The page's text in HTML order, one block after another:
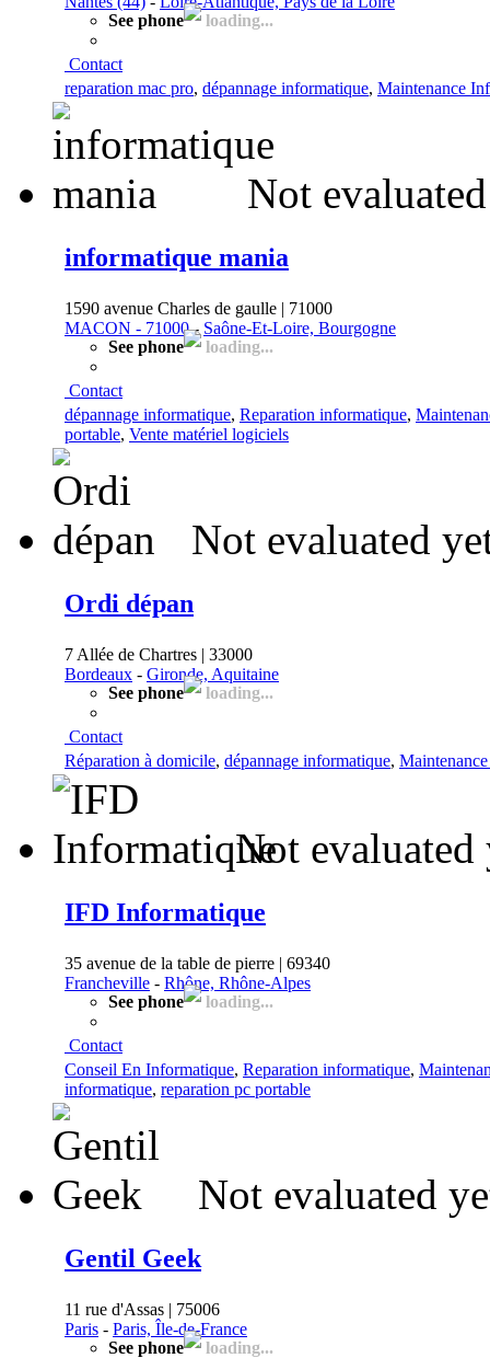
See phone
loading...
Contact
reparation mac pro, dépannage informatique, Maintenance
Not
informatique mania
1590 avenue Charles de gaulle | 71000
MACON - 71000- Saône-Et-Loire, Bourgogne
See phone
loading...
Contact
dépannage informatique, Reparation informatique,
portable, Vente matériel logiciels
Not evaluated
Ordi dépan
7 Allée de Chartres | 33000
Bordeaux - Gironde, Aquitaine
See phone
loading...
Contact
Réparation à domicile, dépannage informatique,
Not evaluated
IFD Informatique
35 avenue de la table de pierre | 69340
Francheville - Rhône, Rhône-Alpes
See phone
loading...
Contact
Conseil En Informatique, Reparation informatique,
informatique, reparation pc portable
Not evaluated
Gentil Geek
11 rue d'Assas | 75006
Paris - Paris, Île-de-France
See phone
loading...